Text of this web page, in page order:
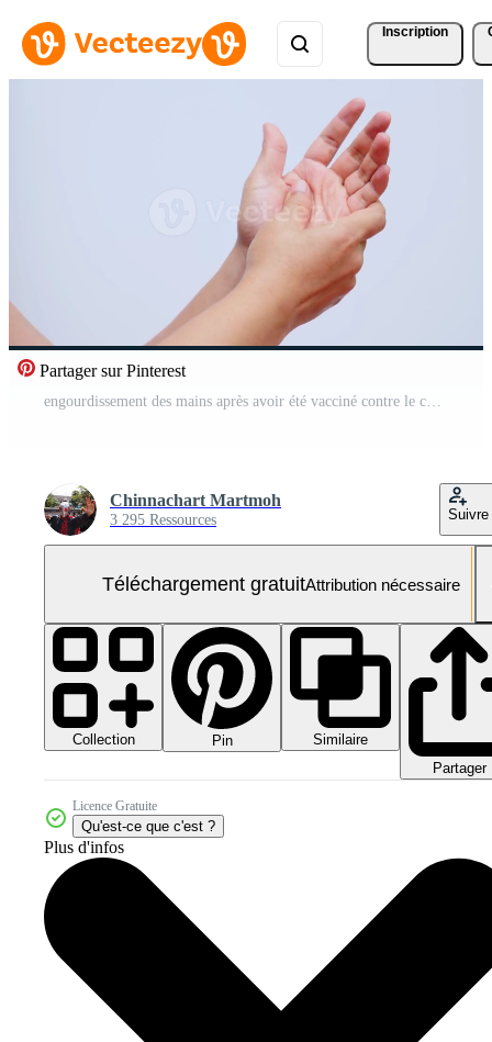
Inscription
Partager sur Pinterest
engourdissement des mains après avoir été vacciné contre le covid-19. perte de sensation et de température douleurs musculaires, muscles faibles, engourdissement des mains et des pieds, syndrome de bureau. concept de syndrome de guillain barre Vidéo Gratuite
Chinnachart Martmoh
3 295 Ressources Suivre
Téléchargement gratuitAttribution nécessaire
Collection Pin
Similaire
Partager
Licence Gratuite
Qu'est-ce que c'est ?
Plus d'infos